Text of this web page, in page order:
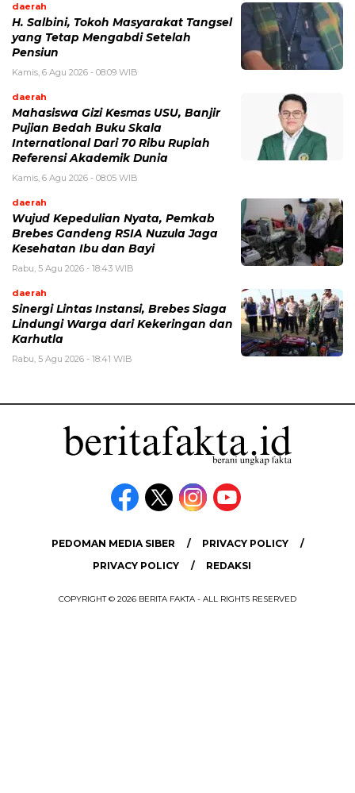
daerah
H. Salbini, Tokoh Masyarakat Tangsel
yang Tetap Mengabdi Setelah
Pensiun
Kamis, 6 Agu 2026 - 08:09 WIB
daerah
Mahasiswa Gizi Kesmas USU, Banjir
Pujian Bedah Buku Skala
International Dari 70 Ribu Rupiah
Referensi Akademik Dunia
Kamis, 6 Agu 2026 - 08:05 WIB
daerah
Wujud Kepedulian Nyata, Pemkab
Brebes Gandeng RSIA Nuzula Jaga
Kesehatan Ibu dan Bayi
Rabu, 5 Agu 2026 - 18:43 WIB
daerah
Sinergi Lintas Instansi, Brebes Siaga
Lindungi Warga dari Kekeringan dan
Karhutla
Rabu, 5 Agu 2026 - 18:41 WIB
PEDOMAN MEDIA SIBER
PRIVACY POLICY
PRIVACY POLICY
REDAKSI
COPYRIGHT © 2026 BERITA FAKTA - ALL RIGHTS RESERVED